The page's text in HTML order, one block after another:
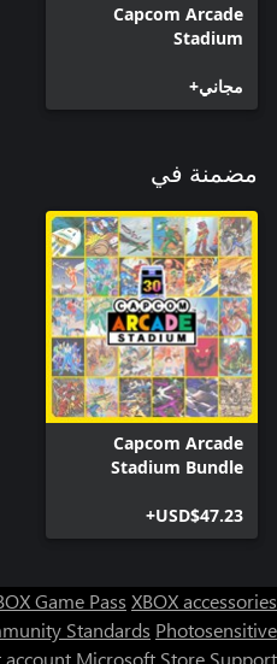
Capcom Arcade
Stadium
مجاني+
مضمنة في
Capcom Arcade
Stadium Bundle
USD$47.23+
Game Pass XBOX accessories
Standards Photosensitive
Microsoft Store Support